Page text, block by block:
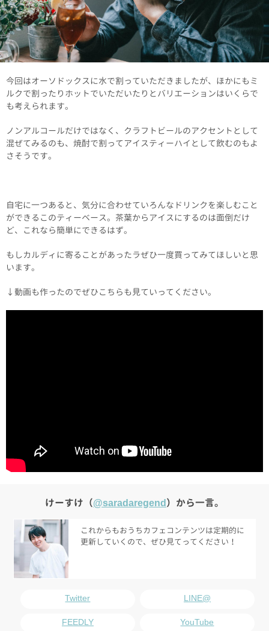
今回はオーソドックスに水で割っていただきましたが、ほかにもミ
ルクで割ったりホットでいただいたりとバリエーションはいくらで
も考えられます。
ノンアルコールだけではなく、クラフトビールのアクセントとして
混ぜてみるのも、焼酎で割ってアイスティーハイとして飲むのもよ
さそうです。
自宅に一つあると、気分に合わせていろんなドリンクを楽しむこと
ができるこのティーベース。茶葉からアイスにするのは面倒だけ
ど、これなら簡単にできるはず。
もしカルディに寄ることがあったラぜひ一度買ってみてほしいと思
います。
↓動画も作ったのでぜひこちらも見ていってください。
けーすけ（@saradaregend）から一言。
これからもおうちカフェコンテンツは定期的に
更新していくので、ぜひ見てってください！
Twitter LINE@
FEEDLY YouTube